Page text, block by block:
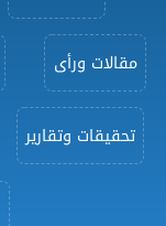
مقالات ورأى
تحقيقات وتقارير